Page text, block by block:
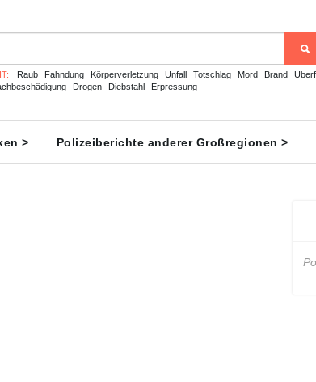
Raub Fahndung Körperverletzung Unfall Totschlag Mord Brand
Drogen Diebstahl Erpressung
> Polizeiberichte anderer Großregionen >